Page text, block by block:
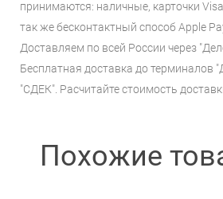
принимаются: наличные, карточки
так же бесконтактный способ Apple
Доставляем по всей России через
Бесплатная доставка до терминалов
"СДЕК". Расчитайте стоимость
Похожие